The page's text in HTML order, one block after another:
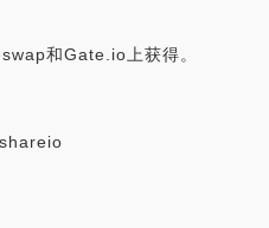
和Gate.io上获得。